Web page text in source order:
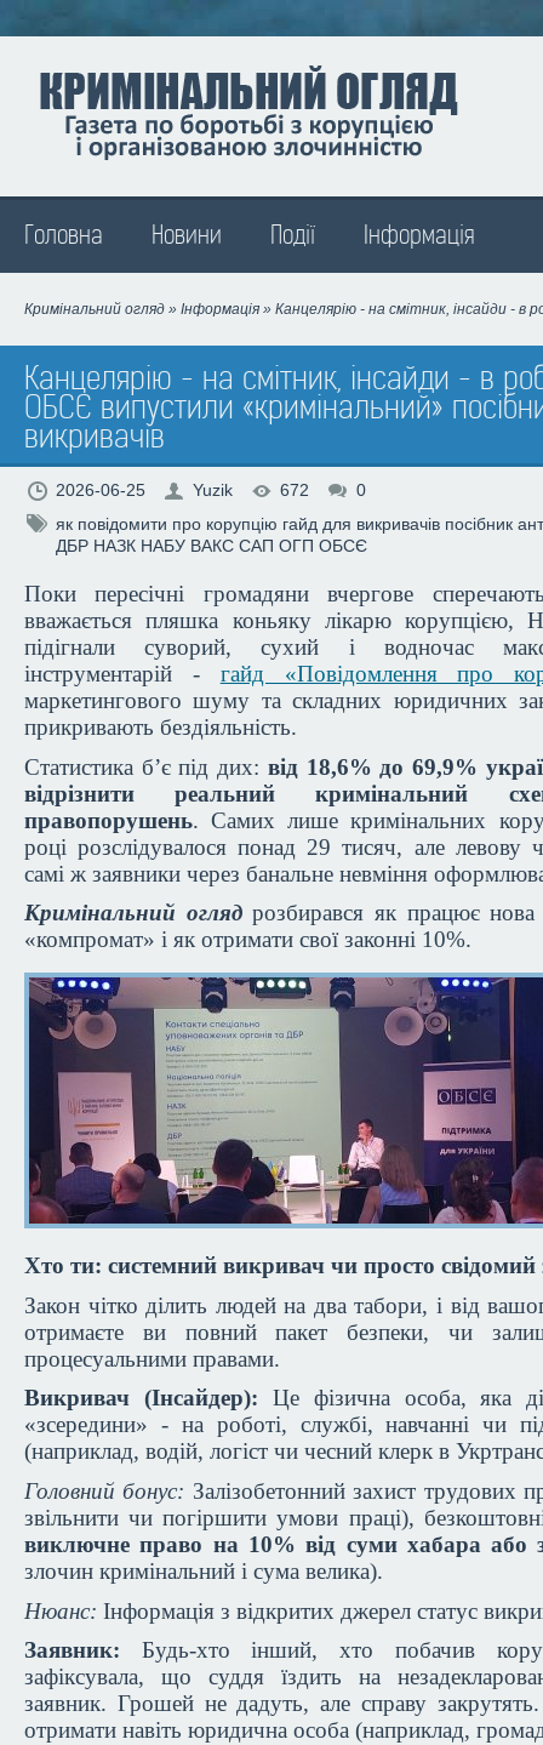
Головна Новини Події Інформація
Кримінальний огляд » Інформація » Канцелярію - на смітник, інсайди - в
Канцелярію - на смітник, інсайди - в
ОБСЄ випустили «кримінальний»
викривачів
2026-06-25 Yuzik 672
0
як повідомити про корупцію гайд для викривачів посібник
ДБР НАЗК НАБУ ВАКС САП ОГП ОБСЄ
Поки пересічні громадяни вчергове
вважається пляшка коньяку лікарю
підігнали суворий, сухий і водночас
інструментарій - гайд «Повідомлення про
маркетингового шуму та складних юридичних
прикривають бездіяльність.
Статистика б’є під дих: від 18,6% до 69,9%
відрізнити реальний кримінальний
правопорушень. Самих лише кримінальних
році розслідувалося понад 29 тисяч, але левову
самі ж заявники через банальне невміння
Кримінальний оглядрозбирався як працює нова
«компромат» і як отримати свої законні 10%.
Хто ти: системний викривач чи просто свідомий
Закон чітко ділить людей на два табори, і від
отримаєте ви повний пакет безпеки, чи
процесуальними правами.
Викривач (Інсайдер): Це фізична особа, яка
«зсередини» - на роботі, службі, навчанні чи
(наприклад, водій, логіст чи чесний клерк в
Головний бонус: Залізобетонний захист трудових
звільнити чи погіршити умови праці),
виключне право на 10% від суми хабара або
злочин кримінальний і сума велика).
Нюанс: Інформація з відкритих джерел статус
Заявник: Будь-хто інший, хто побачив
зафіксувала, що суддя їздить на
заявник. Грошей не дадуть, але справу
отримати навіть юридична особа (наприклад,